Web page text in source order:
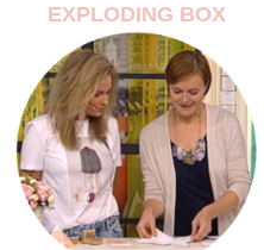
EXPLODING BOX